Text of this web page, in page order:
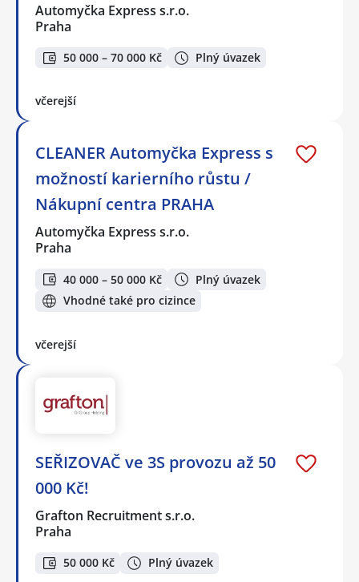
Automyčka Express s.r.o.
Praha
50 000 – 70 000 Kč Plný úvazek
včerejší
CLEANER Automyčka Express s
možností karierního růstu /
Nákupní centra PRAHA
Automyčka Express s.r.o.
Praha
40 000 – 50 000 Kč
Plný úvazek
Vhodné také pro cizince
včerejší
SEŘIZOVAČ ve 3S provozu až 50
000 Kč!
Grafton Recruitment s.r.o.
Praha
50 000 Kč Plný úvazek